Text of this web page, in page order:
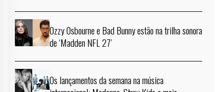
Ozzy Osbourne e Bad Bunny estão na trilha sonora
de ‘Madden NFL 27’
Os lançamentos da semana na música